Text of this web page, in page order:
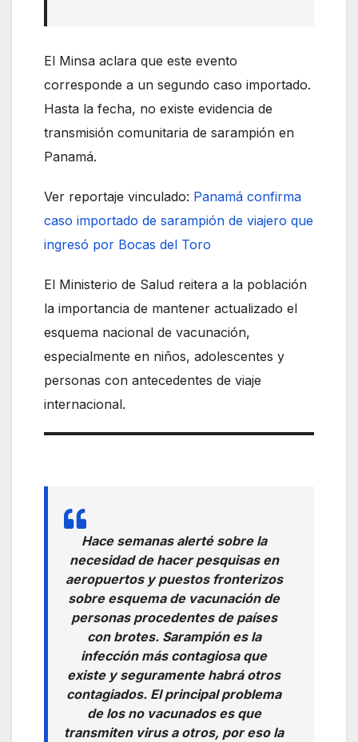
El Minsa aclara que este evento
corresponde a un segundo caso importado.
Hasta la fecha, no existe evidencia de
transmisión comunitaria de sarampión en
Panamá.
Ver reportaje vinculado: Panamá confirma
caso importado de sarampión de viajero que
ingresó por Bocas del Toro
El Ministerio de Salud reitera a la población
la importancia de mantener actualizado el
esquema nacional de vacunación,
especialmente en niños, adolescentes y
personas con antecedentes de viaje
internacional.
Hace semanas alerté sobre la
necesidad de hacer pesquisas en
aeropuertos y puestos fronterizos
sobre esquema de vacunación de
personas procedentes de países
con brotes. Sarampión es la
infección más contagiosa que
existe y seguramente habrá otros
contagiados. El principal problema
de los no vacunados es que
transmiten virus a otros, por eso la